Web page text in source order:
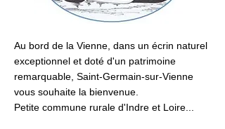
Au bord de la Vienne, dans un écrin naturel
exceptionnel et doté d'un patrimoine
remarquable, Saint-Germain-sur-Vienne
vous souhaite la bienvenue. ​
Petite commune rurale d'Indre et Loire...